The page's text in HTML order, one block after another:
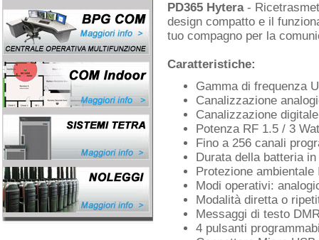
PD365 Hytera-
design compatto e il
tuo compagno per la
Caratteristiche:
Gamma di frequenza
Canalizzazione
Canalizzazione
Potenza RF 1.5 / 3
Fino a 256 canali
Durata della batteria
Protezione
Modi operativi:
Modalità diretta o
Messaggi di testo
4 pulsanti